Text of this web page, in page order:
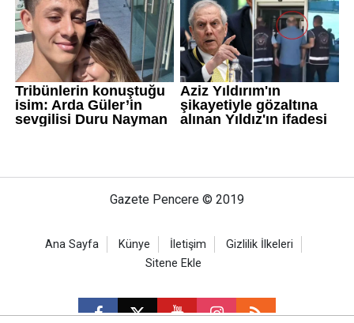
Gazete Pencere © 2019
Ana Sayfa Künye İletişim
Gizlilik İlkeleri
Sitene Ekle